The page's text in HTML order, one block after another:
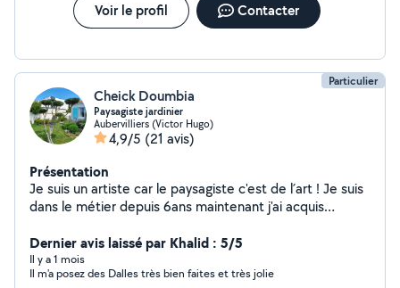
Voir le profil Contacter
Particulier
Cheick Doumbia
Paysagiste jardinier
Aubervilliers (Victor Hugo)
4,9/5 (21 avis)
Présentation
Je suis un artiste car le paysagiste c'est de l´art ! Je suis
dans le métier depuis 6ans maintenant j'ai acquis
l'entretien des espaces verts. Taille des arbustes Tonte
L'élagage des arbres Création des massifs Les conseils
pour choisir les végétaux les devis sont gratuits n'hésitez
Dernier avis laissé par Khalid : 5/5
Il y a 1 mois
Il m'a posez des Dalles très bien faites et très jolie